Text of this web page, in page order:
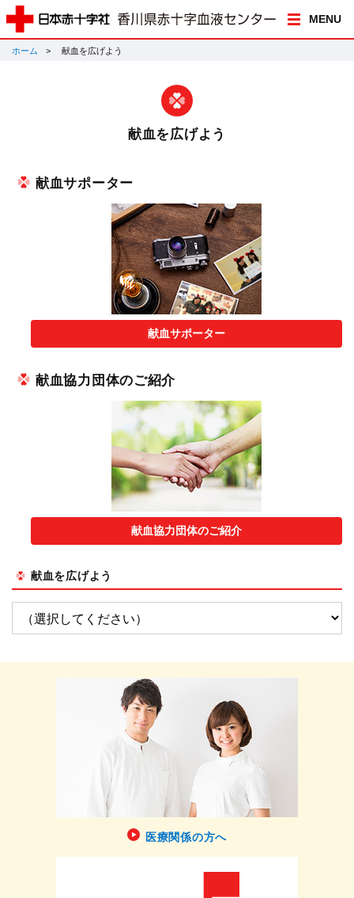
MENU
ホーム 献血を広げよう
献血を広げよう
献血サポーター
献血サポーター
献血協力団体のご紹介
献血協力団体のご紹介
献血を広げよう
医療関係の方へ